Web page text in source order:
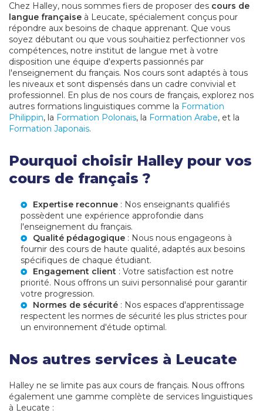
Chez Halley, nous sommes fiers de proposer des cours de
langue française à Leucate, spécialement conçus pour
répondre aux besoins de chaque apprenant. Que vous
soyez débutant ou que vous souhaitiez perfectionner vos
compétences, notre institut de langue met à votre
disposition une équipe d'experts passionnés par
l'enseignement du français. Nos cours sont adaptés à tous
les niveaux et sont dispensés dans un cadre convivial et
professionnel. En plus de nos cours de français, explorez nos
autres formations linguistiques comme la Formation
Philippin, la Formation Polonais, la Formation Arabe, et la
Formation Japonais.
Pourquoi choisir Halley pour vos
cours de français ?
Expertise reconnue : Nos enseignants qualifiés
possèdent une expérience approfondie dans
l'enseignement du français.
Qualité pédagogique : Nous nous engageons à
fournir des cours de haute qualité, adaptés aux besoins
spécifiques de chaque étudiant.
Engagement client : Votre satisfaction est notre
priorité. Nous offrons un suivi personnalisé pour garantir
votre progression.
Normes de sécurité : Nos espaces d'apprentissage
respectent les normes de sécurité les plus strictes pour
un environnement d'étude optimal.
Nos autres services à Leucate
Halley ne se limite pas aux cours de français. Nous offrons
également une gamme complète de services linguistiques
à Leucate :